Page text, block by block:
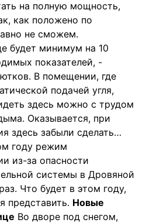
на полную мощность,
как положено по
не сможем.
будет минимум на 10
показателей, -
В помещении, где
подачей угля,
здесь можно с трудом
Оказывается, при
здесь забыли сделать…
году режим
из-за опасности
системы в Дровяной
Что будет в этом году,
представить. Новые
Во дворе под снегом,